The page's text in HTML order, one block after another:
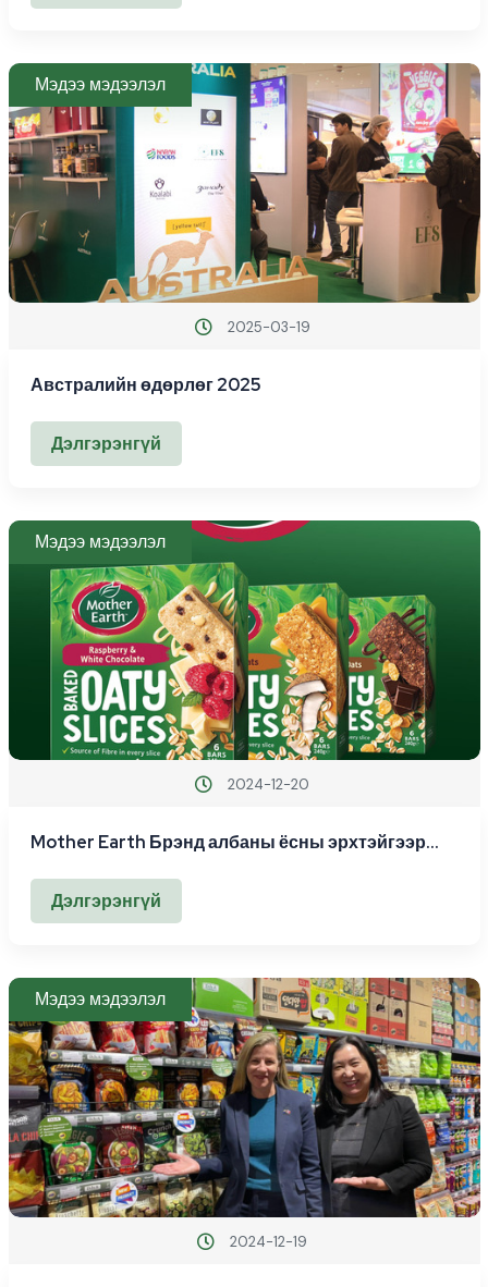
Мэдээ мэдээлэл
2025-03-19
Австралийн өдөрлөг 2025
Дэлгэрэнгүй
Мэдээ мэдээлэл
2024-12-20
Mother Earth Брэнд албаны ёсны эрхтэйгээр
Дэлгэрэнгүй
Мэдээ мэдээлэл
2024-12-19